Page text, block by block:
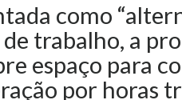
como
trabalho, a
espaço para
por horas